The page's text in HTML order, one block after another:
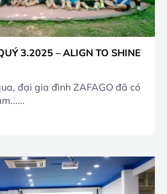
3.2025 – ALIGN TO SHINE
đại gia đình ZAFAGO đã có